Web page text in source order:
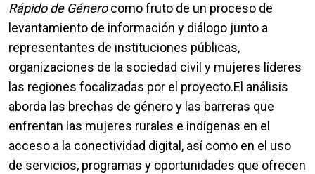
Rápido de Génerocomo fruto de un proceso de
levantamiento de información y diálogo junto a
representantes de instituciones públicas,
organizaciones de la sociedad civil y mujeres líderes
las regiones focalizadas por el proyecto.El análisis
aborda las brechas de género y las barreras que
enfrentan las mujeres rurales e indígenas en el
acceso a la conectividad digital, así como en el uso
de servicios, programas y oportunidades que ofrecen